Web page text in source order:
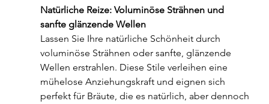
Natürliche Reize: Voluminöse Strähnen und
sanfte glänzende Wellen
Lassen Sie Ihre natürliche Schönheit durch
voluminöse Strähnen oder sanfte, glänzende
Wellen erstrahlen. Diese Stile verleihen eine
mühelose Anziehungskraft und eignen sich
perfekt für Bräute, die es natürlich, aber dennoch